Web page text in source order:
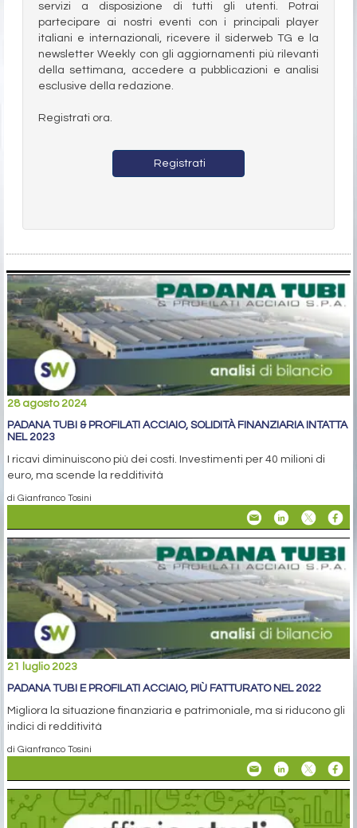
servizi a disposizione di tutti gli utenti. Potrai
partecipare ai nostri eventi con i principali player
italiani e internazionali, ricevere il siderweb TG e la
newsletter Weekly con gli aggiornamenti più rilevanti
della settimana, accedere a pubblicazioni e analisi
esclusive della redazione.
Registrati ora.
Registrati
28 agosto 2024
PADANA TUBI & PROFILATI ACCIAIO, SOLIDITÀ FINANZIARIA INTATTA
NEL 2023
I ricavi diminuiscono più dei costi. Investimenti per 40 milioni di
euro, ma scende la redditività
di Gianfranco Tosini
21 luglio 2023
PADANA TUBI E PROFILATI ACCIAIO, PIÙ FATTURATO NEL 2022
Migliora la situazione finanziaria e patrimoniale, ma si riducono gli
indici di redditività
di Gianfranco Tosini